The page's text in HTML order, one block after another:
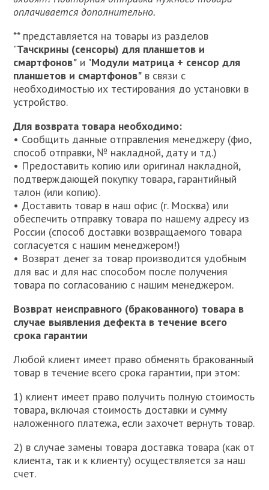
оплачивается дополнительно.
** представляется на товары из разделов
"Тачскрины (сенсоры) для планшетов и
смартфонов" и "Модули матрица + сенсор для
планшетов и смартфонов" в связи с
необходимостью их тестирования до установки в
устройство.
Для возврата товара необходимо:
• Сообщить данные отправления менеджеру (фио,
способ отправки, № накладной, дату и тд.)
• Предоставить копию или оригинал накладной,
подтверждающей покупку товара, гарантийный
талон (или копию).
• Доставить товар в наш офис (г. Москва) или
обеспечить отправку товара по нашему адресу из
России (способ доставки возвращаемого товара
согласуется с нашим менеджером!)
• Возврат денег за товар производится удобным
для вас и для нас способом после получения
товара по согласованию с нашим менеджером.
Возврат неисправного (бракованного) товара в
случае выявления дефекта в течение всего
срока гарантии
Любой клиент имеет право обменять бракованный
товар в течение всего срока гарантии, при этом:
1) клиент имеет право получить полную стоимость
товара, включая стоимость доставки и сумму
наложенного платежа, если захочет вернуть товар.
2) в случае замены товара доставка товара (как от
клиента, так и к клиенту) осуществляется за наш
счет.